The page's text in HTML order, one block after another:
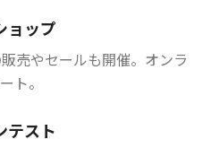
ョップ
売やセールも開催。オンラ
ト。
テスト